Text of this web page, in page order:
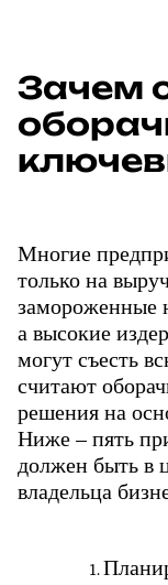
Зачем
Многие
только на
замороженные
а высокие
могут съесть
считают
решения на
Ниже – пять
должен быть в
владельца